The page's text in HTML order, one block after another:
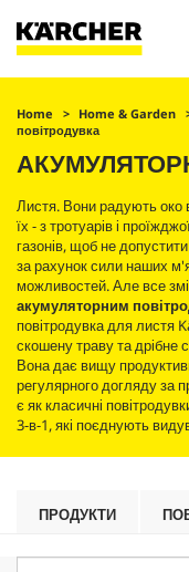
Кошик
Home Home & Garden
повітродувка
Листя. Вони радують око
їх - з тротуарів і
газонів, щоб не
за рахунок сили наших
можливостей. Але все
акумуляторним
повітродувка для листя
скошену траву та дрібне
Вона дає вищу
регулярного догляду за
є як класичні
3-в-1, які поєднують
ПРОДУКТИ